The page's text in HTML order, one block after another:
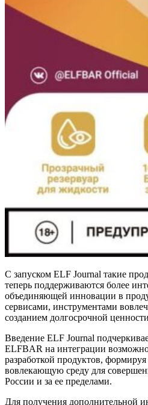
С запуском ELF Journal такие
теперь поддерживаются более
объединяющей инновации в
сервисами, инструментами
созданием долгосрочной
Введение ELF Journal
ELFBAR на интеграции
разработкой продуктов,
вовлекающую среду для
России и за ее пределами.
Для получения дополнительной